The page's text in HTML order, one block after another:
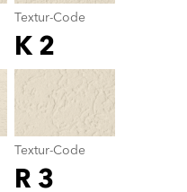
Textur-Code
K 2
Textur-Code
R 3